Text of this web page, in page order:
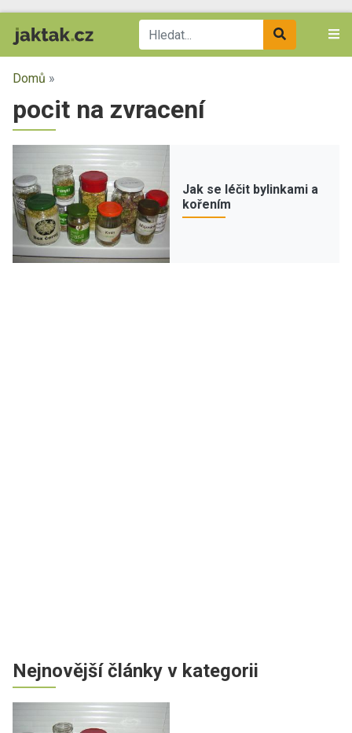
Domů »
pocit na zvracení
Jak se léčit bylinkami a
kořením
Nejnovější články v kategorii